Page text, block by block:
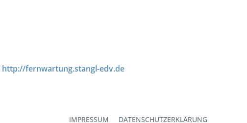
http://fernwartung.stangl-edv.de
IMPRESSUM DATENSCHUTZERKLÄRUNG